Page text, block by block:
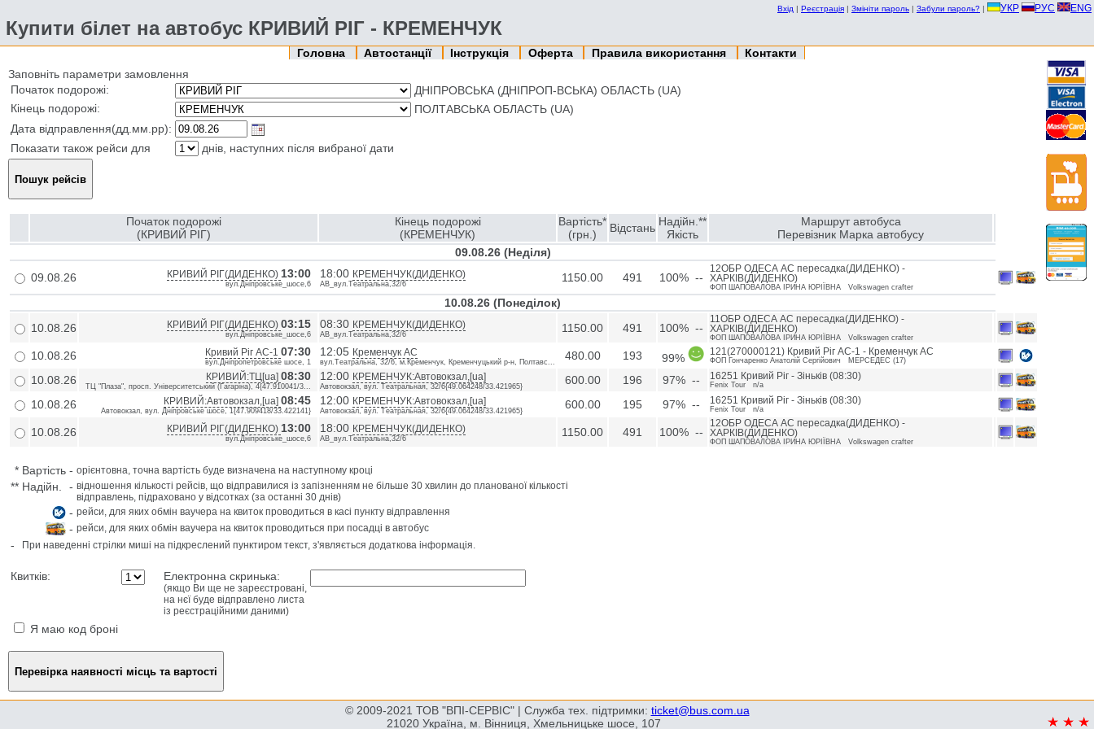
Вхід | Реєстрація | Змініти пароль | Забули пароль? | УКР РУС ENG
Купити білет на автобус КРИВИЙ РІГ - КРЕМЕНЧУК
Головна Автостанції Інструкція Оферта Правила використання
Контакти
Заповніть параметри замовлення
Початок подорожі:
ДНІПРОВСЬКА (ДНІПРОП-ВСЬКА) ОБЛАСТЬ (UA)
Кінець подорожі:
ПОЛТАВСЬКА ОБЛАСТЬ (UA)
Дата відправлення(дд.мм.рр):
Показати також рейси для
днів, наступних після вибраної дати
Початок подорожі
(КРИВИЙ РІГ)
Кінець подорожі
(КРЕМЕНЧУК)
Вартість*
(грн.)
Відстань Надійн.**
Якість
Маршрут автобуса
Перевізник Марка автобусу
09.08.26 (Недiля)
09.08.26
КРИВИЙ РІГ(ДИДЕНКО) 13:00
вул.Дніпровське_шосе,6
18:00 КРЕМЕНЧУК(ДИДЕНКО)
АВ_вул.Театральна,32/6 1150.00 491 100% --
12ОБР ОДЕСА АС пересадка(ДИДЕНКО) -
ХАРКІВ(ДИДЕНКО)
ФОП ШАПОВАЛОВА ІРИНА ЮРІЇВНА Volkswagen crafter
10.08.26 (Понедiлок)
10.08.26
КРИВИЙ РІГ(ДИДЕНКО) 03:15
вул.Дніпровське_шосе,6
08:30 КРЕМЕНЧУК(ДИДЕНКО)
АВ_вул.Театральна,32/6 1150.00 491 100% --
11ОБР ОДЕСА АС пересадка(ДИДЕНКО) -
ХАРКІВ(ДИДЕНКО)
ФОП ШАПОВАЛОВА ІРИНА ЮРІЇВНА Volkswagen crafter
10.08.26 Кривий Ріг АС-1 07:30
вул.Дніпропетровське шосе, 1
12:05 Кременчук АС
вул.Театральна, 32/6, м.Кременчук, Кременчуцький р-н, Полтавс... 480.00 193 99% 121(270000121) Кривий Ріг АС-1 - Кременчук АС
ФОП Гончаренко Анатолiй Сергiйович МЕРСЕДЕС (17)
10.08.26 КРИВИЙ:ТЦ[ua] 08:30
ТЦ "Плаза", просп. Університетський (Гагаріна), 4{47.910041/3...
12:00 КРЕМЕНЧУК:Автовокзал,[ua]
Автовокзал, вул. Театральная, 32/6{49.064248/33.421965} 600.00 196 97% -- 16251 Кривий Ріг - Зіньків (08:30)
Fenix Tour n/a
10.08.26 КРИВИЙ:Автовокзал,[ua] 08:45
Автовокзал, вул. Дніпровське шосе, 1{47.909418/33.422141}
12:00 КРЕМЕНЧУК:Автовокзал,[ua]
Автовокзал, вул. Театральная, 32/6{49.064248/33.421965} 600.00 195 97% -- 16251 Кривий Ріг - Зіньків (08:30)
Fenix Tour n/a
10.08.26 КРИВИЙ РІГ(ДИДЕНКО) 13:00
вул.Дніпровське_шосе,6
18:00 КРЕМЕНЧУК(ДИДЕНКО)
АВ_вул.Театральна,32/6 1150.00 491 100% --
12ОБР ОДЕСА АС пересадка(ДИДЕНКО) -
ХАРКІВ(ДИДЕНКО)
ФОП ШАПОВАЛОВА ІРИНА ЮРІЇВНА Volkswagen crafter
* Вартість - орієнтовна, точна вартість буде визначена на наступному кроці
** Надійн. - відношення кількості рейсів, що відправилися із запізненням не більше 30 хвилин до планованої кількості
відправлень, підраховано у відсотках (за останні 30 днів)
- рейси, для яких обмін ваучера на квиток проводиться в касі пункту відправлення
- рейси, для яких обмін ваучера на квиток проводиться при посадці в автобус
- При наведенні стрілки миші на підкреслений пунктиром текст, з'являється додаткова інформація.
Квитків: Електронна скринька:
(якщо Ви ще не зареєстровані,
на нєї буде відправлено листа
із реєстраційними даними)
Я маю код броні
© 2009-2021 ТОВ "ВПІ-СЕРВІС" | Служба тех. підтримки: ticket@bus.com.ua
21020 Україна, м. Вінниця, Хмельницьке шосе, 107